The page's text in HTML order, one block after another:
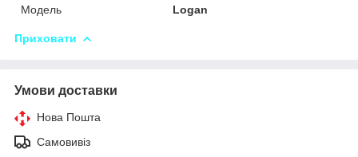
Модель
Logan
Приховати
Умови доставки
Нова Пошта
Самовивіз